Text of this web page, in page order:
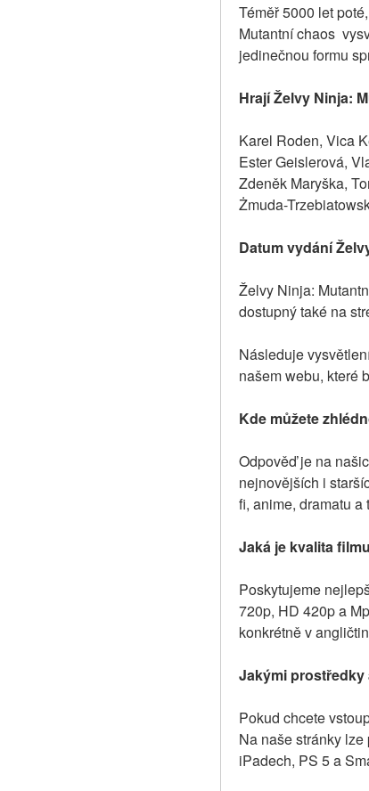
Téměř 5000 let
Mutantní chaos
jedinečnou formu
Hrají Želvy Ninja:
Karel Roden, Vica
Ester Geislerová,
Zdeněk Maryška,
Żmuda-
Datum vydání
Želvy Ninja:
dostupný také na
Následuje
našem webu, které
Kde můžete
Odpověď je na
nejnovějších i
fi, anime, dramatu
Jaká je kvalita
Poskytujeme
720p, HD 420p a
konkrétně v
Jakými prostředky
Pokud chcete
Na naše stránky
iPadech, PS 5 a